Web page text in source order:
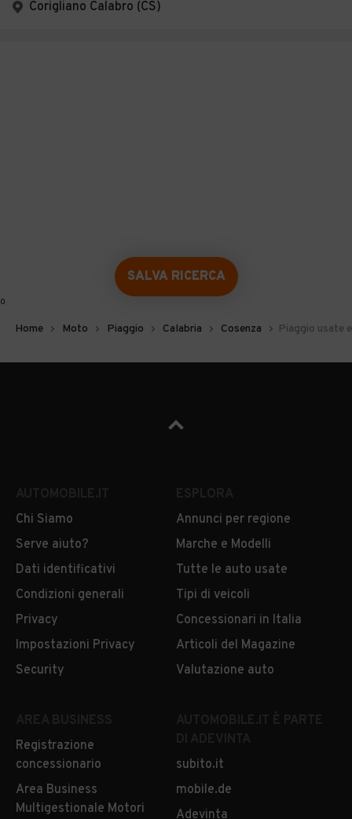
Corigliano Calabro (CS)
SALVA RICERCA
0
Home Moto Piaggio Calabria Cosenza Piaggio usate
Chi Siamo
Serve aiuto?
Dati identificativi
Condizioni generali
Privacy
Impostazioni Privacy
Security
Annunci per regione
Marche e Modelli
Tutte le auto usate
Tipi di veicoli
Concessionari in Italia
Articoli del Magazine
Valutazione auto
Registrazione
concessionario
Area Business
Multigestionale Motori
subito.it
mobile.de
Adevinta